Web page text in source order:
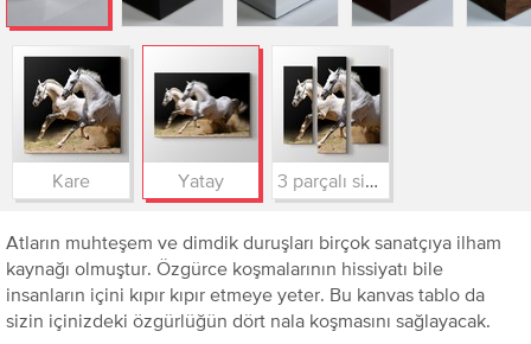
Kare Yatay
Atların muhteşem ve dimdik duruşları birçok sanatçıya ilham
kaynağı olmuştur. Özgürce koşmalarının hissiyatı bile
insanların içini kıpır kıpır etmeye yeter. Bu kanvas tablo da
sizin içinizdeki özgürlüğün dört nala koşmasını sağlayacak.